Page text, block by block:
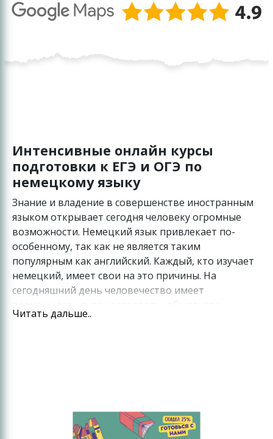
Интенсивные онлайн курсы
подготовки к ЕГЭ и ОГЭ по
немецкому языку
Знание и владение в совершенстве иностранным
языком открывает сегодня человеку огромные
возможности. Немецкий язык привлекает по-
особенному, так как не является таким
популярным как английский. Каждый, кто изучает
немецкий, имеет свои на это причины. На
сегодняшний день человечество имеет
возможность путешествовать, общаться с
людьми из других стран, и знание языка
Центра. Они идеально подойдут для тех:
Читать дальше..